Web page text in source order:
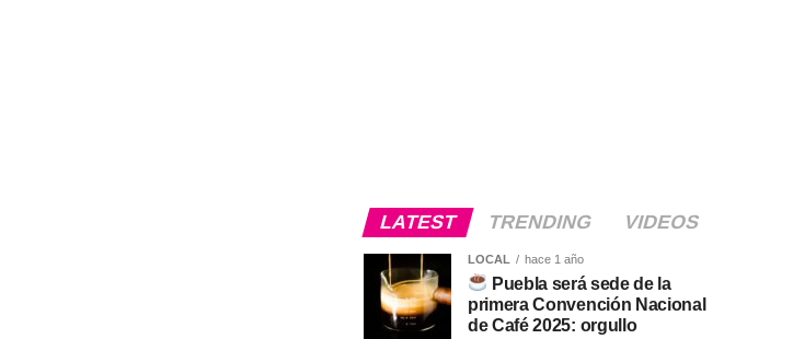
LATEST TRENDING VIDEOS
LOCAL hace 1 año
Puebla será sede de la
primera Convención Nacional
de Café 2025: orgullo